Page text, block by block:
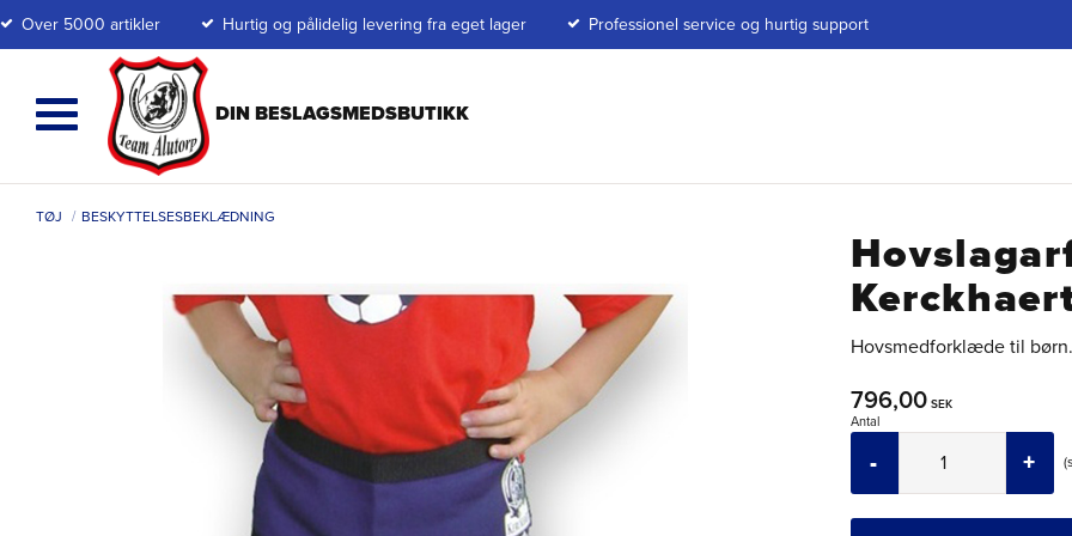
Over 5000 artikler Hurtig og pålidelig levering fra eget lager Professionel service og hurtig support
TØJ BESKYTTELSESBEKLÆDNING
Hovsmedforklæde til
796,00SEK
Antal
+
-